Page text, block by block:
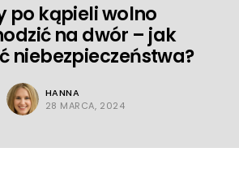
po kąpieli wolno
na dwór – jak
niebezpieczeństwa?
HANNA
28 MARCA, 2024